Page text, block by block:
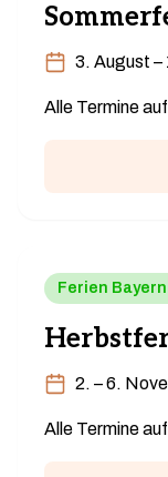
3. August
Alle Termine
Ferien Bayern
2. – 6.
Alle Termine